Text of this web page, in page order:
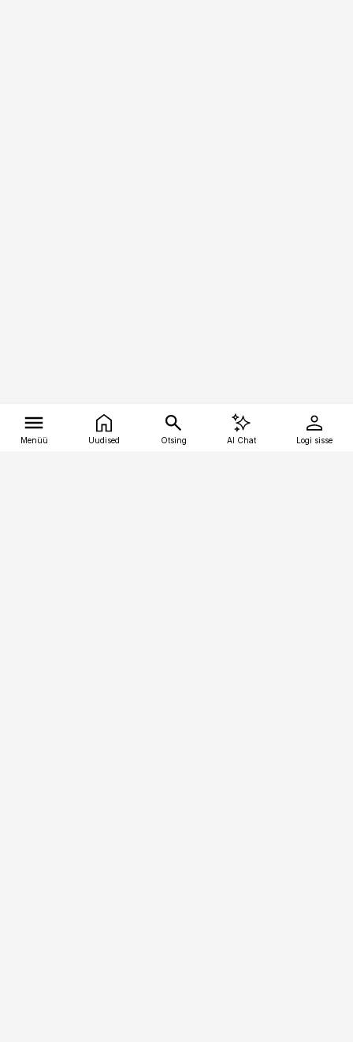
Menüü Uudised Otsing AI Chat Logi sisse